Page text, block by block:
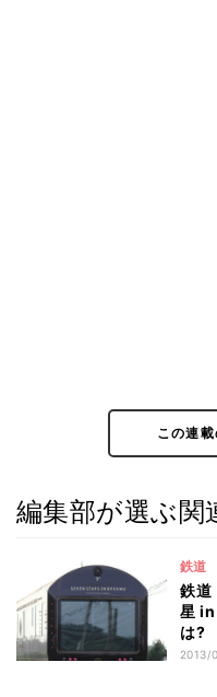
この連
編集部が選ぶ関
鉄道
鉄道
星 in
は?
2013/